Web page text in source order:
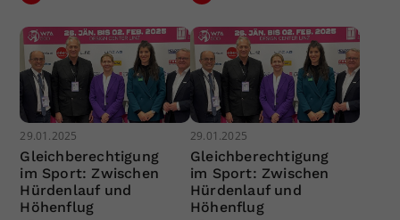
29.01.2025
Gleichberechtigung
im Sport: Zwischen
Hürdenlauf und
Höhenflug
29.01.2025
Gleichberechtigung
im Sport: Zwischen
Hürdenlauf und
Höhenflug